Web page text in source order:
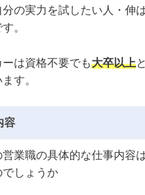
の実力を試したい人・伸
。
は資格不要でも大卒以上
す。
容
業職の具体的な仕事内容
でしょうか